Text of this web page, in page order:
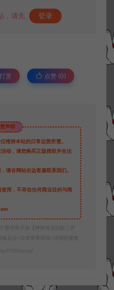
，请先 登录
打赏 点赞 (0)
声明
维持本站的日常运营所需。
动，请您购买正版授权并合法
请在网站右边客服联系我们。
用，不存在任何商业目的与商
擎传奇手游【神皇传说沉默二开
后台+安卓苹果双端+详细搭建教
17305/syzy/